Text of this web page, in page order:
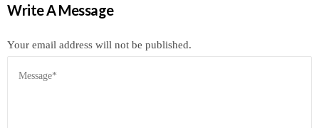
Write A Message
Your email address will not be published.